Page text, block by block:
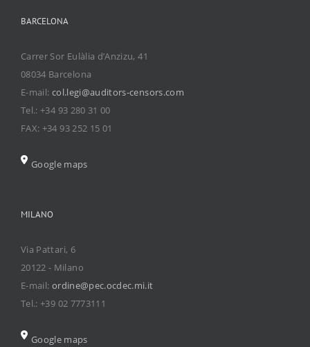
BARCELONA
Carrer Sor Eulàlia d’Anzizu, 41
08034 Barcelona
E-mail: col.legi@auditors-censors.com
Tel.: +34 93 280 31 00
FAX: +34 93 252 15 01
Google maps
MILANO
Via Pattari, 6
20122 - Milano
E-mail: ordine@pec.ocdec.mi.it
Tel.: +39 02 7773111
Google maps